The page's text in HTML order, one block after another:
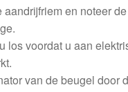
aandrijfriem en noteer
los voordat u aan
van de beugel door